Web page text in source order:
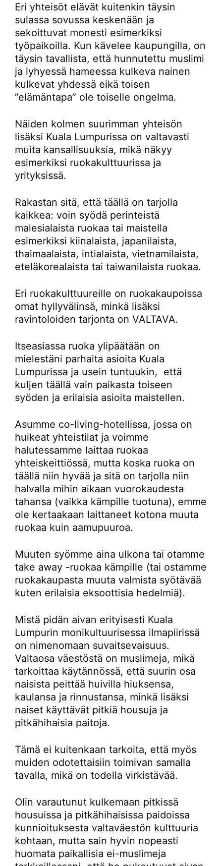
Eri yhteisöt elävät kuitenkin täysin
sulassa sovussa keskenään ja
sekoittuvat monesti esimerkiksi
työpaikoilla. Kun kävelee kaupungilla, on
täysin tavallista, että hunnutettu muslimi
ja lyhyessä hameessa kulkeva nainen
kulkevat yhdessä eikä toisen
”elämäntapa” ole toiselle ongelma.
Näiden kolmen suurimman yhteisön
lisäksi Kuala Lumpurissa on valtavasti
muita kansallisuuksia, mikä näkyy
esimerkiksi ruokakulttuurissa ja
yrityksissä.
Rakastan sitä, että täällä on tarjolla
kaikkea: voin syödä perinteistä
malesialaista ruokaa tai maistella
esimerkiksi kiinalaista, japanilaista,
thaimaalaista, intialaista, vietnamilaista,
eteläkorealaista tai taiwanilaista ruokaa.
Eri ruokakulttuureille on ruokakaupoissa
omat hyllyvälinsä, minkä lisäksi
ravintoloiden tarjonta on VALTAVA.
Itseasiassa ruoka ylipäätään on
mielestäni parhaita asioita Kuala
Lumpurissa ja usein tuntuukin, että
kuljen täällä vain paikasta toiseen
syöden ja erilaisia asioita maistellen.
Asumme co-living-hotellissa, jossa on
huikeat yhteistilat ja voimme
halutessamme laittaa ruokaa
yhteiskeittiössä, mutta koska ruoka on
täällä niin hyvää ja sitä on tarjolla niin
halvalla mihin aikaan vuorokaudesta
tahansa (vaikka kämpille tuotuna), emme
ole kertaakaan laittaneet kotona muuta
ruokaa kuin aamupuuroa.
Muuten syömme aina ulkona tai otamme
take away -ruokaa kämpille (tai ostamme
ruokakaupasta muuta valmista syötävää
kuten erilaisia eksoottisia hedelmiä).
Mistä pidän aivan erityisesti Kuala
Lumpurin monikultuurisessa ilmapiirissä
on nimenomaan suvaitsevaisuus.
Valtaosa väestöstä on muslimeja, mikä
tarkoittaa käytännössä, että suurin osa
naisista peittää huivilla hiuksensa,
kaulansa ja rinnustansa, minkä lisäksi
naiset käyttävät pitkiä housuja ja
pitkähihaisia paitoja.
Tämä ei kuitenkaan tarkoita, että myös
muiden odotettaisiin toimivan samalla
tavalla, mikä on todella virkistävää.
Olin varautunut kulkemaan pitkissä
housuissa ja pitkähihaisissa paidoissa
kunnioituksesta valtaväestön kulttuuria
kohtaan, mutta sain hyvin nopeasti
huomata paikallisia ei-muslimeja